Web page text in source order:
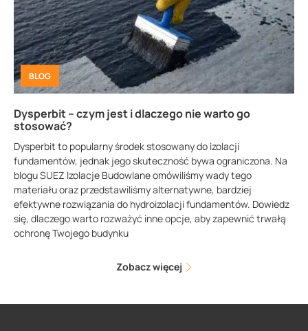
BLOG
Dysperbit – czym jest i dlaczego nie warto go
stosować?
Dysperbit to popularny środek stosowany do izolacji
fundamentów, jednak jego skuteczność bywa ograniczona. Na
blogu SUEZ Izolacje Budowlane omówiliśmy wady tego
materiału oraz przedstawiliśmy alternatywne, bardziej
efektywne rozwiązania do hydroizolacji fundamentów. Dowiedz
się, dlaczego warto rozważyć inne opcje, aby zapewnić trwałą
ochronę Twojego budynku
Zobacz więcej